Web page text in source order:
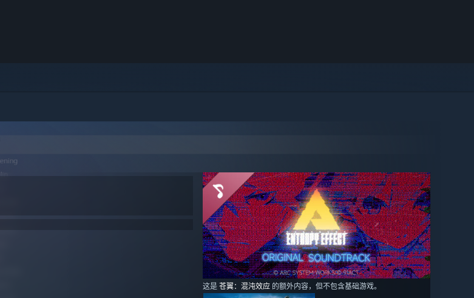
这是 苍翼：混沌效应 的额外内容，但不包含基础游戏。